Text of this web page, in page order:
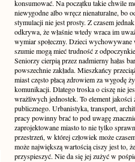
konsumować. Na początku takie chwile
niewygodne albo wręcz nienaturalne, bo
stymulacji nie jest prosty. Z czasem
odkrywa, że właśnie wtedy wraca im
wymiar społeczny. Dzieci wychowywane
szumie mogą mieć trudność z
Seniorzy cierpią przez nadmierny hałas
powszechnie zakłada. Mieszkańcy
miast często płacą zdrowiem za wygodę
komunikacji. Dlatego troska o ciszę nie
wrażliwych jednostek. To element jakości
publicznego. Urbanistyka, transport,
pracy powinny brać to pod uwagę
zaprojektowane miasto to nie tylko
przestrzeń, w której człowiek może
może największą wartością ciszy jest to,
przyspieszyć. Nie da się jej zużyć w